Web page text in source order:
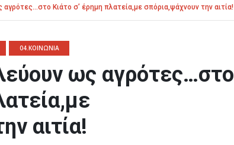
Κιάτο σ’ έρημη πλατεία,με σπόρια,ψάχνουν την αιτία!
04.ΚΟΙΝΩΝΙΑ
ως αγρότες…στο
αιτία!